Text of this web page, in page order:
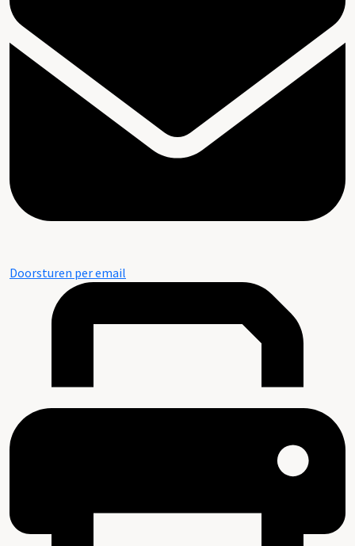
Doorsturen per email